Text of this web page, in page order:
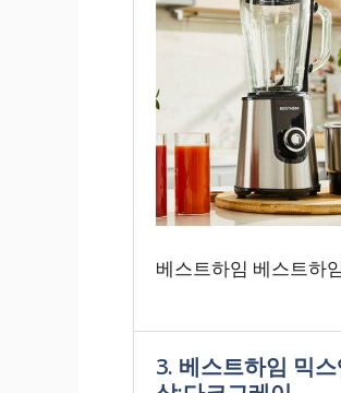
베스트하임 베스트하
3. 베스트하임 믹